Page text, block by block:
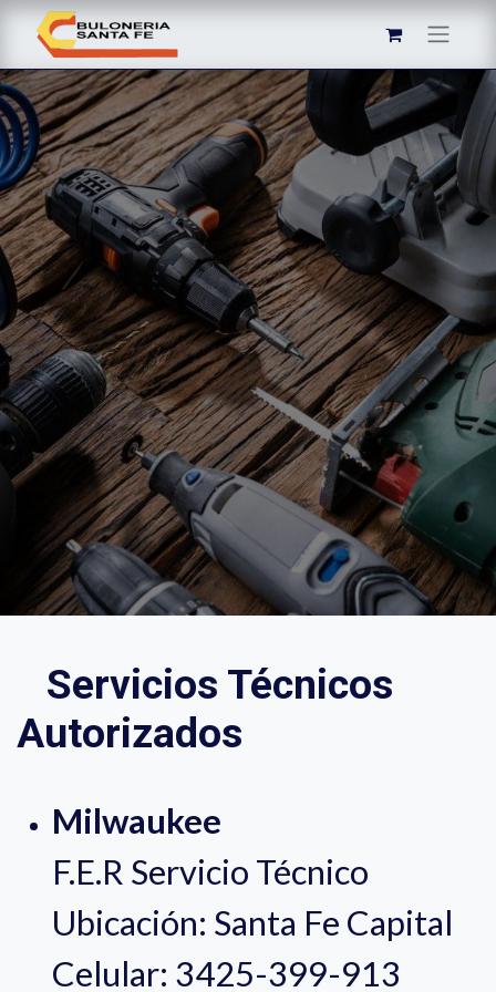
Servicios Técnicos
Autorizados
Milwaukee
F.E.R Servicio Técnico
Ubicación: Santa Fe Capital
Celular: 3425-399-913